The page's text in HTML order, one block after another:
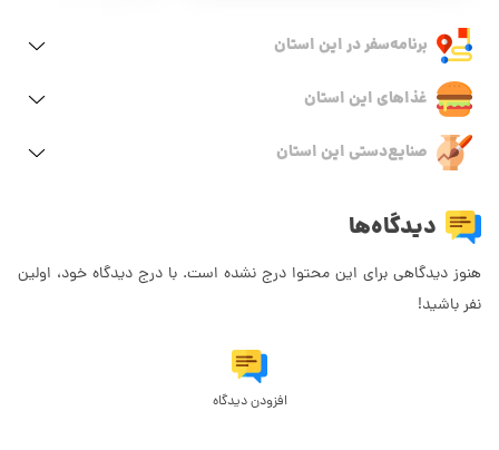
برنامه‌سفر‌ در این استان
غذاهای این استان
صنایع‌دستی این استان
دیدگاه‌ها
هنوز دیدگاهی برای این محتوا درج نشده است. با درج دیدگاه خود، اولین
نفر باشید!
افزودن دیدگاه